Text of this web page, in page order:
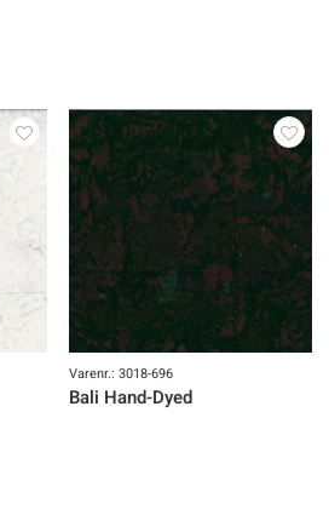
Varenr.: 3018-696
Bali Hand-Dyed